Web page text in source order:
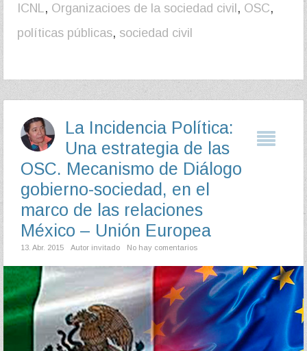
ICNL , Organizacioes de la sociedad civil, OSC,
políticas públicas, sociedad civil
La Incidencia Política:
Una estrategia de las
OSC. Mecanismo de Diálogo
gobierno-sociedad, en el
marco de las relaciones
México – Unión Europea
13. Abr. 2015 Autor invitado No hay comentarios